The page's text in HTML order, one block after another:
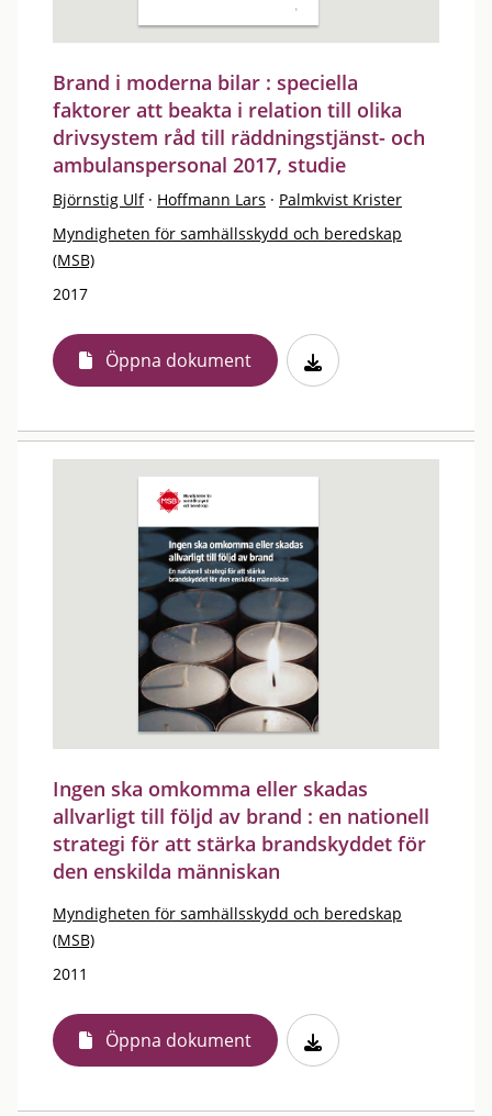
Brand i moderna bilar : speciella
faktorer att beakta i relation till olika
drivsystem råd till räddningstjänst- och
ambulanspersonal 2017, studie
Björnstig Ulf · Hoffmann Lars · Palmkvist Krister
Myndigheten för samhällsskydd och beredskap
(MSB)
2017
Öppna dokument
Ingen ska omkomma eller skadas
allvarligt till följd av brand : en nationell
strategi för att stärka brandskyddet för
den enskilda människan
Myndigheten för samhällsskydd och beredskap
(MSB)
2011
Öppna dokument